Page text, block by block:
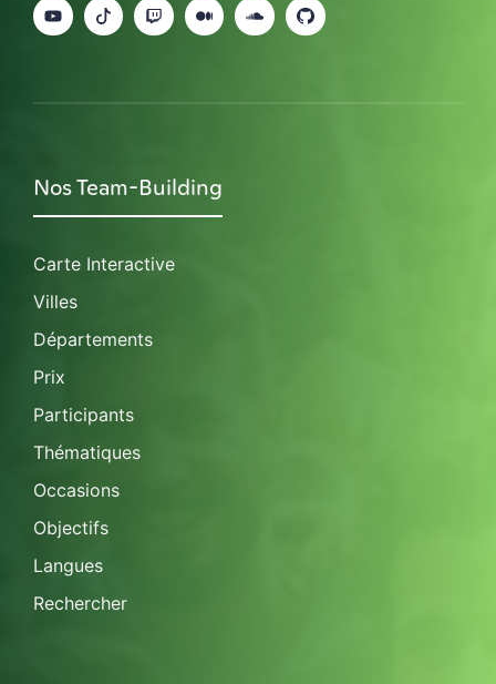
Nos Team-Building
Carte Interactive
Villes
Départements
Prix
Participants
Thématiques
Occasions
Objectifs
Langues
Rechercher